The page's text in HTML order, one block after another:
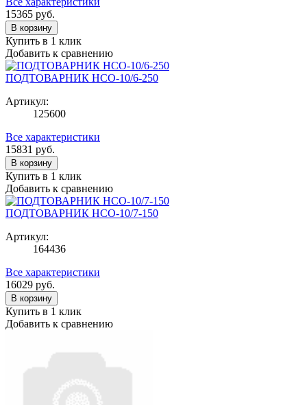
15365 руб.
В корзину
Купить в 1 клик
Добавить к сравнению
ПОДТОВАРНИК НСО-10/6-250
Артикул:
125600
Все характеристики
15831 руб.
В корзину
Купить в 1 клик
Добавить к сравнению
ПОДТОВАРНИК НСО-10/7-150
Артикул:
164436
Все характеристики
16029 руб.
В корзину
Купить в 1 клик
Добавить к сравнению